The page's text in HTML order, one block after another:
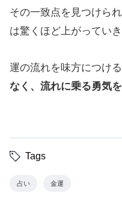
その一致点を見つけら
は驚くほど上がっていき
運の流れを味方につける
なく、流れに乗る勇気
Tags
占い 金運